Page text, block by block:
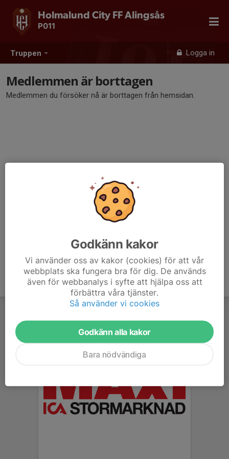
Truppen Logga in
Holmalund City FF Alingsås
P011
Medlemmen är borttagen
Medlemmen du försöker nå är borttagen från hemsidan.
Godkänn kakor
Vi använder oss av kakor (cookies) för att vår
webbplats ska fungera bra för dig. De används
även för webbanalys i syfte att hjälpa oss att
förbättra våra tjänster.
Så använder vi cookies
Godkänn alla kakor
Bara nödvändiga